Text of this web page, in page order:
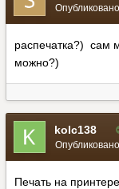
распечатка?) сам
можно?)
kolc138
Печать на